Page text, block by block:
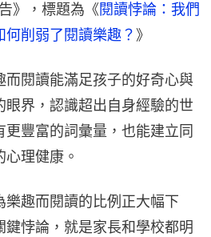
》，標題為《閱讀悖論：我們
削弱了閱讀樂趣？ 》
而閱讀能滿足孩子的好奇心與
眼界，認識超出自身經驗的世
豐富的詞彙量，也能建立同
理健康。
趣而閱讀的比例正大幅下
鍵悖論，就是家長和學校都明